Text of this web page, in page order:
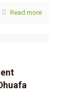
Read more